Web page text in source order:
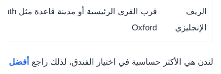
الريف
الإنجليزي
Oxford
لندن هي الأكثر حساسية في اختيار الفندق، لذلك راجع أفضل